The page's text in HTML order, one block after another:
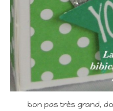
bon pas très grand,